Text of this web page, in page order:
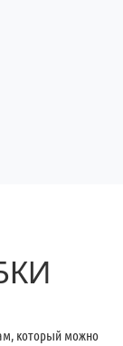
который можно